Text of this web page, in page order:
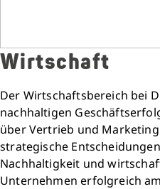
Wirtschaft
Der Wirtschaftsbereich bei
nachhaltigen
über Vertrieb und
strategische
Nachhaltigkeit und
Unternehmen erfolgreich